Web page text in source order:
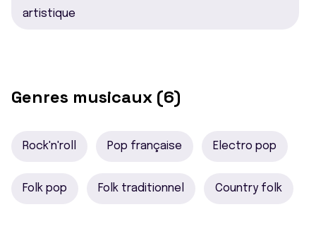
artistique
Genres musicaux (6)
Rock'n'roll Pop française Electro pop
Folk pop Folk traditionnel Country folk